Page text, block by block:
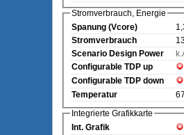
Stromverbrauch, Energie
Spanung (Vcore)
Stromverbrauch
Scenario Design Power
Configurable TDP up
Configurable TDP down
Temperatur
Integrierte Grafikkarte
Int. Grafik